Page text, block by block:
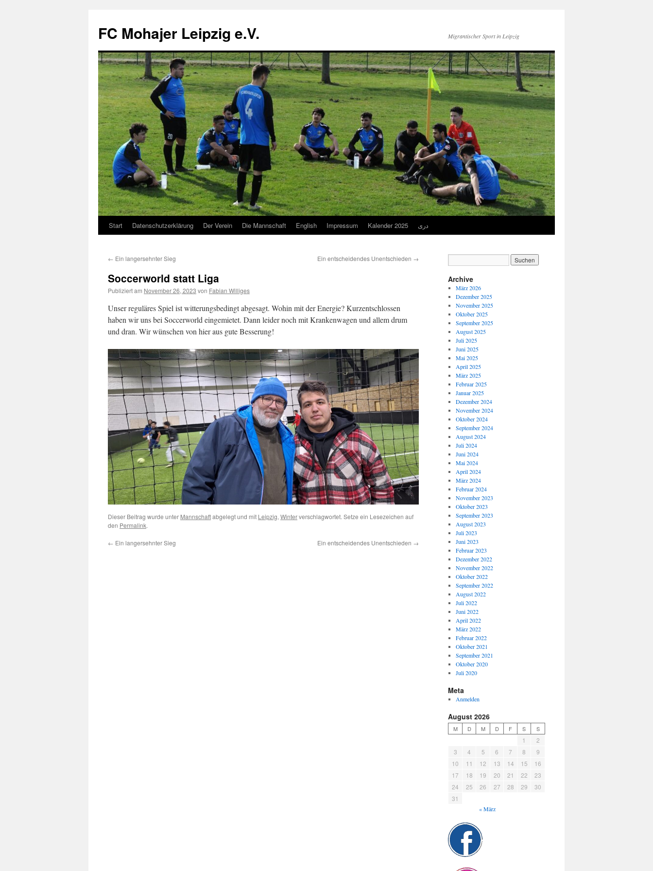
FC Mohajer Leipzig e.V. Migrantischer Sport in Leipzig
Zum
springen
Start Datenschutzerklärung Der Verein Die Mannschaft English Impressum Kalender 2025 دری
← Ein langersehnter Sieg Ein entscheidendes Unentschieden →
Soccerworld statt Liga
Publiziert am November 26, 2023 von Fabian Williges
Unser reguläres Spiel ist witterungsbedingt abgesagt. Wohin mit der Energie? Kurzentschlossen
haben wir uns bei Soccerworld eingemietet. Dann leider noch mit Krankenwagen und allem drum
und dran. Wir wünschen von hier aus gute Besserung!
Dieser Beitrag wurde unter Mannschaftabgelegt und mit Leipzig, Winterverschlagwortet. Setze ein Lesezeichen auf
den Permalink.
← Ein langersehnter Sieg Ein entscheidendes Unentschieden →
Archive
März 2026
Dezember 2025
November 2025
Oktober 2025
September 2025
August 2025
Juli 2025
Juni 2025
Mai 2025
April 2025
März 2025
Februar 2025
Januar 2025
Dezember 2024
November 2024
Oktober 2024
September 2024
August 2024
Juli 2024
Juni 2024
Mai 2024
April 2024
März 2024
Februar 2024
November 2023
Oktober 2023
September 2023
August 2023
Juli 2023
Juni 2023
Februar 2023
Dezember 2022
November 2022
Oktober 2022
September 2022
August 2022
Juli 2022
Juni 2022
April 2022
März 2022
Februar 2022
Oktober 2021
September 2021
Oktober 2020
Juli 2020
Meta
Anmelden
August 2026
M D M D F S S
1
2
3
4 5 6 7 8
9
10
11 12 13 14 15
16
17
18 19 20 21 22
23
24
25 26 27 28 29
30
31
« März